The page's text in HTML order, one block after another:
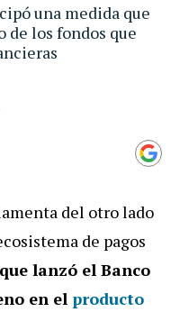
una medida que
los fondos que
del otro lado
de pagos
lanzó el Banco
en el producto